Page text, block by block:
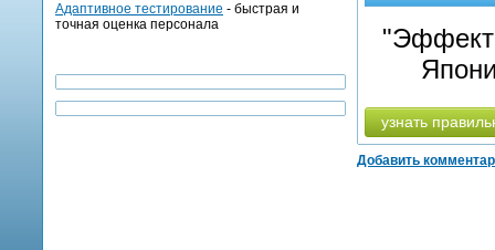
"Эффект
узнать
Добавить
Адаптивное тестирование - быстрая и
точная оценка персонала